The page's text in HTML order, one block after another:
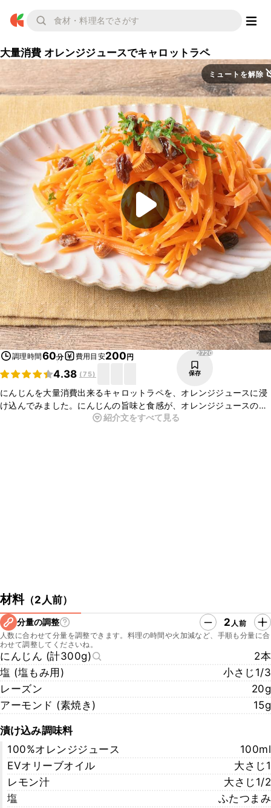
大量消費 オレンジジュースでキャロットラペ
ミュートを解除
調理時間60分 費用目安200円
4.38 (75)
2720
保存
にんじんを大量消費出来るキャロットラペを、オレンジジュースに浸
け込んでみました。にんじんの旨味と食感が、オレンジジュースの甘
味とよく合います。サンドイッチやカナッペの具材としても、美味し
紹介文をすべて見る
材料（2人前）
分量の調整 2 人前
人数に合わせて分量を調整できます。料理の時間や火加減など、手順も分量に合
わせて調整してくださいね。
にんじん (計300g)
2本
塩 (塩もみ用)
小さじ1/3
レーズン
20g
アーモンド (素焼き)
15g
漬け込み調味料
100%オレンジジュース
100ml
EVオリーブオイル
大さじ1
レモン汁
大さじ1/2
塩
ふたつまみ